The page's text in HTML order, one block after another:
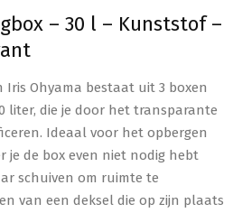
– 30 l – Kunststof –
Iris Ohyama bestaat uit 3 boxen
liter, die je door het transparante
Ideaal voor het opbergen
je de box even niet nodig hebt
schuiven om ruimte te
van een deksel die op zijn plaats